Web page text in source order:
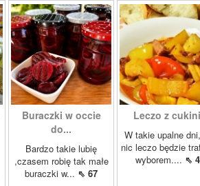
Buraczki w occie
do...
Bardzo takie lubię
,czasem robię tak małe
buraczki w... ⇖ 67
Leczo z
W takie upalne
nic leczo będzie
wyborem.... ⇖